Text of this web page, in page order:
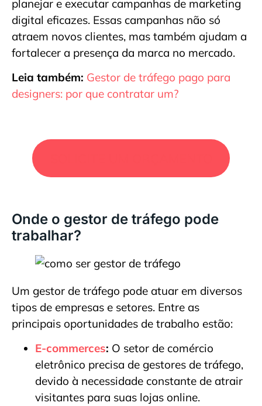
planejar e executar campanhas de marketing
digital eficazes. Essas campanhas não só
atraem novos clientes, mas também ajudam a
fortalecer a presença da marca no mercado.
Leia também: Gestor de tráfego pago para
designers: por que contratar um?
Onde o gestor de tráfego pode
trabalhar?
Um gestor de tráfego pode atuar em diversos
tipos de empresas e setores. Entre as
principais oportunidades de trabalho estão:
E-commerces: O setor de comércio
eletrônico precisa de gestores de tráfego,
devido à necessidade constante de atrair
visitantes para suas lojas online.